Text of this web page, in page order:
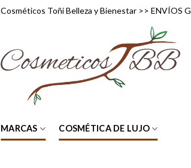
Cosméticos Toñi Belleza y Bienestar >> ENVÍOS
MARCAS COSMÉTICA DE LUJO